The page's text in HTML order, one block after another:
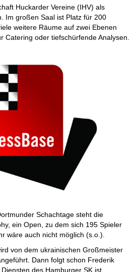
Huckarder Vereine (IHV) als
Im großen Saal ist Platz für 200
weitere Räume auf zwei Ebenen
Catering oder tiefschürfende Analysen.
Schachtage steht die
ein Open, zu dem sich 195 Spieler
wäre auch nicht möglich (s.o.).
von dem ukrainischen Großmeister
Dann folgt schon Frederik
des Hamburger SK ist